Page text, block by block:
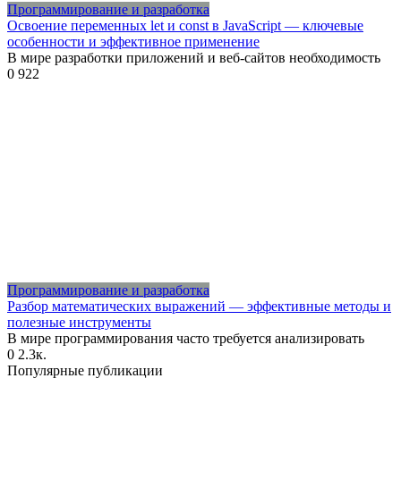
Программирование и разработка
Освоение переменных let и const в JavaScript — ключевые
особенности и эффективное применение
В мире разработки приложений и веб-сайтов необходимость
0 922
Программирование и разработка
Разбор математических выражений — эффективные методы и
полезные инструменты
В мире программирования часто требуется анализировать
0 2.3к.
Популярные публикации